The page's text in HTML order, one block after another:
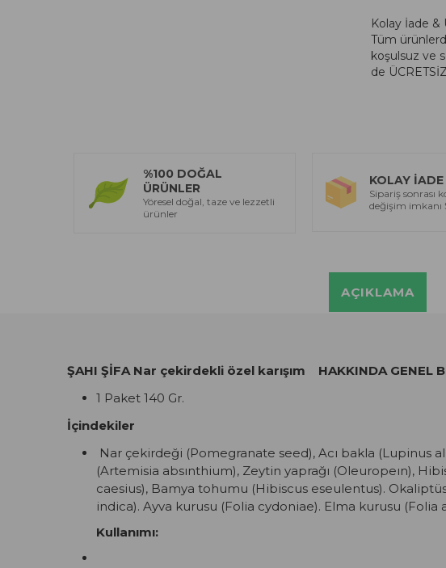
Kolay İade &
Tüm
koşulsuz ve
de
%100 DOĞAL
ÜRÜNLER
Yöresel doğal, taze ve lezzetli
ürünler
KOLAY
Sipariş sonrası
değişim imkanı
AÇIKLAMA
ŞAHI ŞİFA Nar çekirdekli özel karışım HAKKINDA GENEL
1 Paket 140 Gr.
İçindekiler
Nar çekirdeği (Pomegranate seed), Acı bakla (Lupinus
(Artemisia absınthium), Zeytin yaprağı (Oleuropeın),
caesius), Bamya tohumu (Hibiscus eseulentus).
indica). Ayva kurusu (Folia cydoniae). Elma kurusu
Kullanımı: